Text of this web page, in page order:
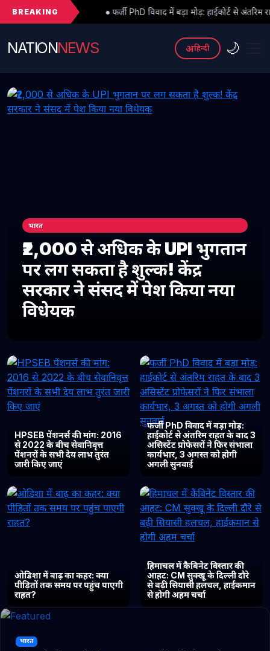
BREAKING
● फर्जी PhD विवाद में बड़ा मोड़: हाईकोर्ट से अंतरिम राहत के बाद 3 असिस्टेंट
NATIONNEWS अहिन्दी 🌙
भारत
₹2,000 से अधिक के UPI भुगतान
पर लग सकता है शुल्क! केंद्र
सरकार ने संसद में पेश किया नया
विधेयक
HPSEB पेंशनर्स की मांग: 2016
से 2022 के बीच सेवानिवृत्त
पेंशनरों के सभी देय लाभ तुरंत
जारी किए जाएं
फर्जी PhD विवाद में बड़ा मोड़:
हाईकोर्ट से अंतरिम राहत के बाद 3
असिस्टेंट प्रोफेसरों ने फिर संभाला
कार्यभार, 3 अगस्त को होगी
अगली सुनवाई
ओडिशा में बाढ़ का कहर: क्या
पीड़ितों तक समय पर पहुंच पाएगी
राहत?
हिमाचल में कैबिनेट विस्तार की
आहट: CM सुक्खू के दिल्ली दौरे
से बढ़ी सियासी हलचल, हाईकमान
से होगी अहम चर्चा
भारत